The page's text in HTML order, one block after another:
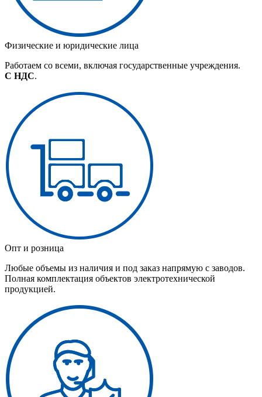
Физические и юридические лица
Работаем со всеми, включая государственные учреждения.
С НДС.
Опт и розница
Любые объемы из наличия и под заказ напрямую с заводов.
Полная комплектация объектов электротехнической
продукцией.